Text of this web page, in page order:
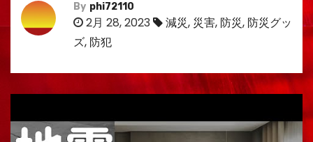
By phi72110
2月 28, 2023 減災, 災害, 防災, 防災グッ
ズ, 防犯